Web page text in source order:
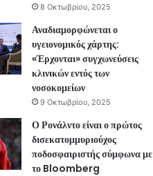
8 Οκτωβρίου, 2025
Αναδιαμορφώνεται ο
υγειονομικός χάρτης:
«Έρχονται» συγχωνεύσεις
κλινικών εντός των
νοσοκομείων
9 Οκτωβρίου, 2025
Ο Ρονάλντο είναι ο πρώτος
δισεκατομμυριούχος
ποδοσφαιριστής σύμφωνα με
το Bloomberg